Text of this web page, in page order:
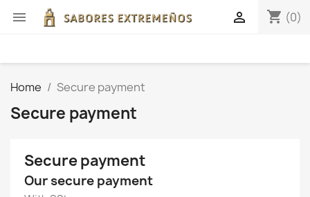
 shopping_cart (0)

Home Secure payment
Secure payment
Secure payment
Our secure payment